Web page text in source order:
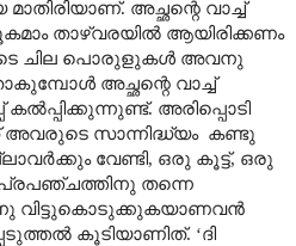
അച്ഛന്റെ വാച്ച്
താഴ്വരയിൽ ആയിരിക്കണം
ചില പൊരുളുകൾ അവനു
അച്ഛന്റെ വാച്ച്
അരിപ്പൊടി
സാന്നിദ്ധ്യം കണ്ടു
വേണ്ടി, ഒരു കൂട്ട്, ഒരു
പ്രപഞ്ചത്തിനു തന്നെ
വിട്ടുകൊടുക്കുകയാണവൻ
കൂടിയാണിത്. ‘ദി